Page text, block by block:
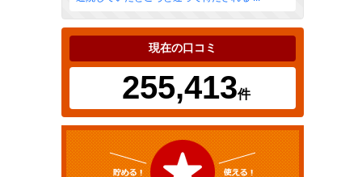
現在の口コミ
255,413件